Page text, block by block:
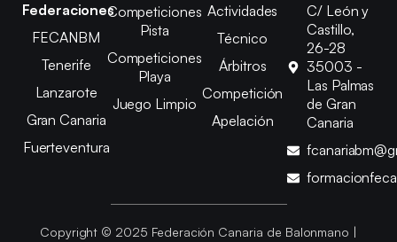
Federaciones
FECANBM
Tenerife
Lanzarote
Gran Canaria
Fuerteventura
Competiciones
Pista
Competiciones
Playa
Juego Limpio
Actividades
Técnico
Árbitros
Competición
Apelación
C/ León y
Castillo,
26-28
35003 -
Las Palmas
de Gran
Canaria
Copyright © 2025 Federación Canaria de Balonmano |